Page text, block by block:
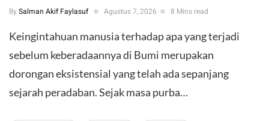
By Salman Akif Faylasuf Agustus 7, 2026 8 Mins read
Keingintahuan manusia terhadap apa yang terjadi
sebelum keberadaannya di Bumi merupakan
dorongan eksistensial yang telah ada sepanjang
sejarah peradaban. Sejak masa purba…